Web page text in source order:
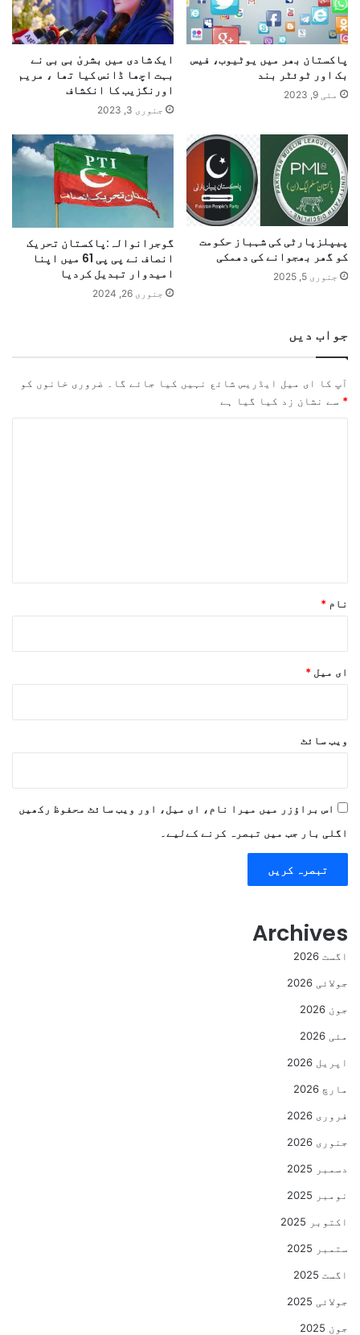
پاکستان بھر میں یوٹیوب، فیس
بک اور ٹوئٹر بند
مئی 9, 2023
ایک شادی میں بشریٰ بی بی نے
بہت اچھا ڈانس کیا تھا ، مریم
اورنگزیب کا انکشاف
جنوری 3, 2023
پیپلزپارٹی کی شہباز حکومت
کو گھر بھجوانے کی دھمکی
جنوری 5, 2025
گوجرانوالہ:پاکستان تحریک
انصاف نے پی پی 61 میں اپنا
امیدوار تبدیل کردیا
جنوری 26, 2024
جواب دیں
آپ کا ای میل ایڈریس شائع نہیں کیا جائے گا۔
ضروری خانوں کو
* سے نشان زد کیا گیا ہے
نام *
ای میل *
ویب‌ سائٹ
اس براؤزر میں میرا نام، ای میل، اور ویب سائٹ محفوظ رکھیں
اگلی بار جب میں تبصرہ کرنے کےلیے۔
Archives
اگست 2026
جولائی 2026
جون 2026
مئی 2026
اپریل 2026
مارچ 2026
فروری 2026
جنوری 2026
دسمبر 2025
نومبر 2025
اکتوبر 2025
ستمبر 2025
اگست 2025
جولائی 2025
جون 2025